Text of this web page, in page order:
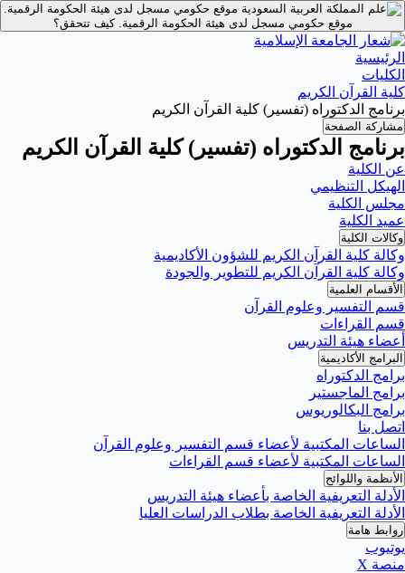
موقع حكومي مسجل لدى هيئة الحكومة الرقمية.
موقع حكومي مسجل لدى هيئة الحكومة الرقمية.كيف تتحقق؟
الرئيسية
الكليات
كلية القرآن الكريم
برنامج الدكتوراه (تفسير) كلية القرآن الكريم
مشاركة الصفحة
برنامج الدكتوراه (تفسير) كلية القرآن الكريم
عن الكلية
الهيكل التنظيمي
مجلس الكلية
عميد الكلية
وكالات الكلية
وكالة كلية القرآن الكريم للشؤون الأكاديمية
وكالة كلية القرآن الكريم للتطوير والجودة
الأقسام العلمية
قسم التفسير وعلوم القرآن
قسم القراءات
أعضاء هيئة التدريس
البرامج الأكاديمية
برامج الدكتوراه
برامج الماجستير
برامج البكالوريوس
اتصل بنا
الساعات المكتبية لأعضاء قسم التفسير وعلوم القرآن
الساعات المكتبية لأعضاء قسم القراءات
الأنظمة واللوائح
الأدلة التعريفية الخاصة بأعضاء هيئة التدريس
الأدلة التعريفية الخاصة بطلاب الدراسات العليا
روابط هامة
يوتيوب
منصة X